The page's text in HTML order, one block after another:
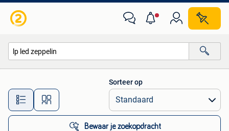
Alle afstanden…
Sorteer op
Bewaar je zoekopdracht